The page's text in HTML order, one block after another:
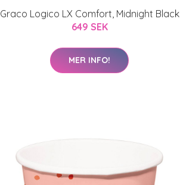
Graco Logico LX Comfort, Midnight Black
649 SEK
MER INFO!